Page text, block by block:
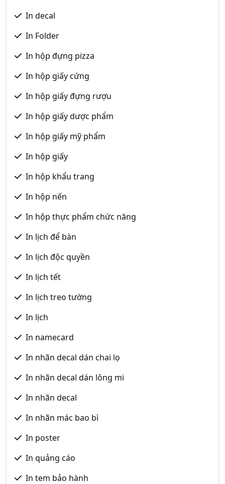
In decal
In Folder
In hộp đựng pizza
In hộp giấy cứng
In hộp giấy đựng rượu
In hộp giấy dược phẩm
In hộp giấy mỹ phẩm
In hộp giấy
In hộp khẩu trang
In hộp nến
In hộp thực phẩm chức năng
In lịch để bàn
In lịch độc quyền
In lịch tết
In lịch treo tường
In lịch
In namecard
In nhãn decal dán chai lọ
In nhãn decal dán lông mi
In nhãn decal
In nhãn mác bao bì
In poster
In quảng cáo
In tem bảo hành